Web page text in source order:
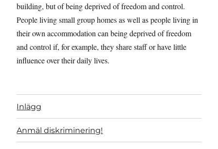
building, but of being deprived of freedom and control.
People living small group homes as well as people living in
their own accommodation can being deprived of freedom
and control if, for example, they share staff or have little
influence over their daily lives.
Inlägg
Anmäl diskriminering!